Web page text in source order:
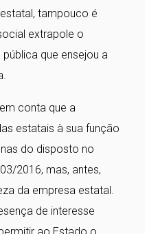
tampouco é
extrapole o
que ensejou a
conta que a
estatais à sua função
do disposto no
2016, mas, antes,
da empresa estatal.
de interesse